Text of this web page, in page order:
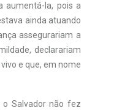
aumentá-la, pois a
ainda atuando
assegurariam a
declarariam
e que, em nome
o Salvador não fez